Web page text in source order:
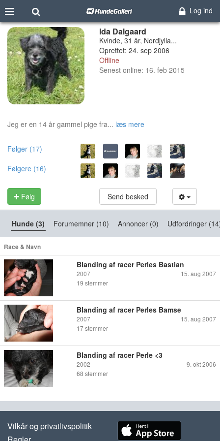
Log ind
Ida Dalgaard
Kvinde, 31 år, Nordjylla...
Oprettet: 24. sep 2006
Offline
Senest online: 16. feb 2015
Jeg er en 14 år gammel pige fra... læs mere
Følger (17)
Følgere (16)
Følg Send besked
Hunde (3) Forumemner (10) Annoncer (0) Udfordringer
Race & Navn
Blanding af racer Perles Bastian
2007
15. aug 2007
19 stemmer
Blanding af racer Perles Bamse
2007
15. aug 2007
17 stemmer
Blanding af racer Perle <3
2002
9. okt 2006
68 stemmer
Vilkår og privatlivspolitik